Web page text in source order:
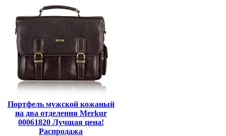
Портфель мужской кожаный
на два отделения Merkur
00061820 Лучщая цена!
Распродажа